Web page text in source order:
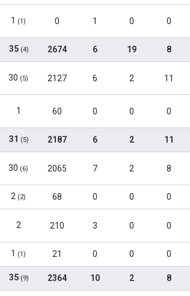
1 (1) 0 1 0 0
35 (4) 2674 6 19 8
30 (5) 2127 6 2 11
1 60 0 0 0
31 (5) 2187 6 2 11
30 (6) 2065 7 2 8
2 (2) 68 0 0 0
2 210 3 0 0
1 (1) 21 0 0 0
35 (9) 2364 10 2 8